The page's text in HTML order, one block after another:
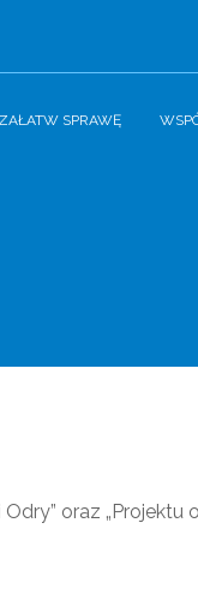
ZAŁATW SPRAWĘ
oraz